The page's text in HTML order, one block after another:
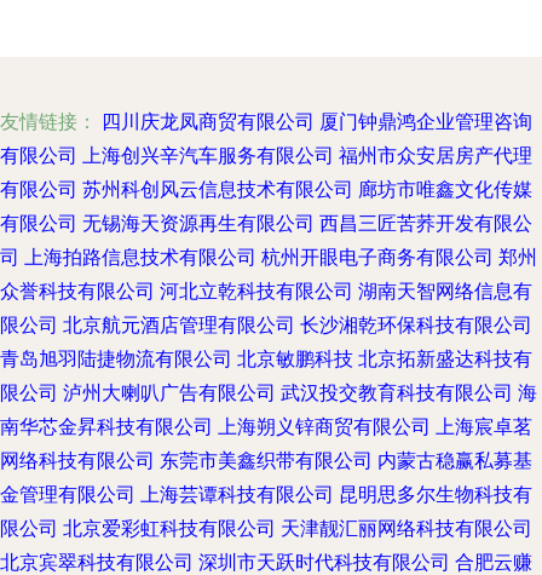
友情链接： 四川庆龙凤商贸有限公司 厦门钟鼎鸿企业管理咨询
有限公司
上海创兴辛汽车服务有限公司 福州市众安居房产代理
有限公司 苏州科创风云信息技术有限公司 廊坊市唯鑫文化传媒
有限公司 无锡海天资源再生有限公司 西昌三匠苦荞开发有限公
司
上海拍路信息技术有限公司 杭州开眼电子商务有限公司 郑州
众誉科技有限公司 河北立乾科技有限公司 湖南天智网络信息有
限公司 北京航元酒店管理有限公司 长沙湘乾环保科技有限公司
青岛旭羽陆捷物流有限公司 北京敏鹏科技 北京拓新盛达科技有
限公司 泸州大喇叭广告有限公司 武汉投交教育科技有限公司 海
南华芯金昇科技有限公司
上海朔义锌商贸有限公司
上海宸卓茗
网络科技有限公司 东莞市美鑫织带有限公司 内蒙古稳赢私募基
金管理有限公司
上海芸谭科技有限公司 昆明思多尔生物科技有
限公司 北京爱彩虹科技有限公司 天津靓汇丽网络科技有限公司
北京宾翠科技有限公司 深圳市天跃时代科技有限公司 合肥云赚